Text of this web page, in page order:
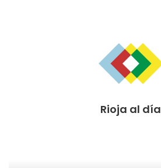
El Bilbao Athletic jugará con:
Rioja al día